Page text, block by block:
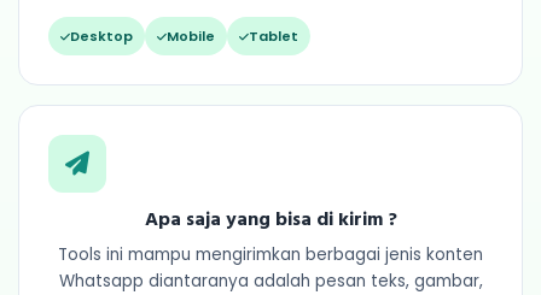
Desktop Mobile Tablet
Apa saja yang bisa di kirim ?
Tools ini mampu mengirimkan berbagai jenis konten
Whatsapp diantaranya adalah pesan teks, gambar,